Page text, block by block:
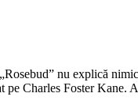
nu explică
Charles Foster Kane.